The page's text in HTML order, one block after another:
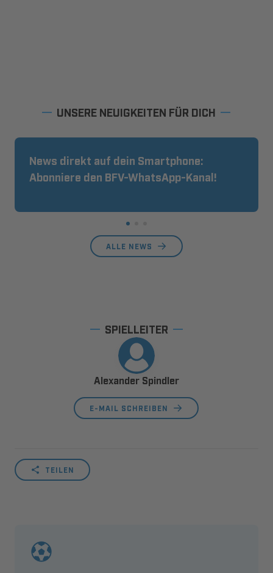
UNSERE NEUIGKEITEN FÜR DICH
News direkt auf dein Smartphone:
Abonniere den BFV-WhatsApp-Kanal!
ALLE NEWS
SPIELLEITER
Alexander Spindler
E-MAIL SCHREIBEN
TEILEN